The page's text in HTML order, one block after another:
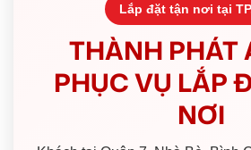
Lắp đặt tận nơi tại
THÀNH PHÁT
PHỤC VỤ LẮP
NƠI